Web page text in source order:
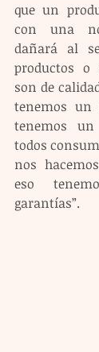
que un
con una
dañará al
productos o
son de
tenemos un
tenemos
todos
nos
eso
garantías”.